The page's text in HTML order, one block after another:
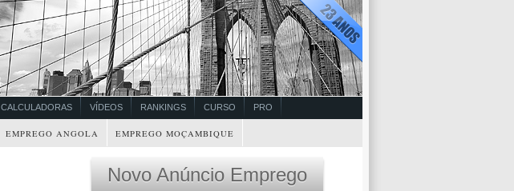
CALCULADORAS VÍDEOS RANKINGS CURSO PRO
EMPREGO ANGOLA EMPREGO MOÇAMBIQUE
Novo Anúncio Emprego